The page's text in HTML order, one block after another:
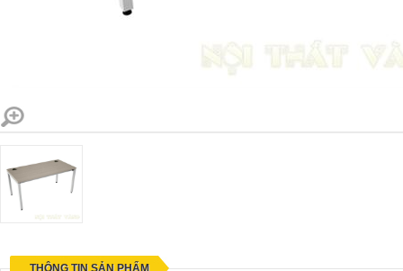
THÔNG TIN SẢN PHẨM